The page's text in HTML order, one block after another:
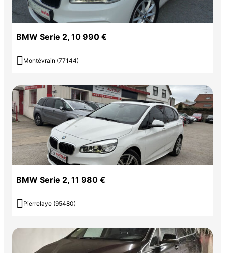
BMW Serie 2, 10 990 €
 Montévrain (77144)
BMW Serie 2, 11 980 €
 Pierrelaye (95480)